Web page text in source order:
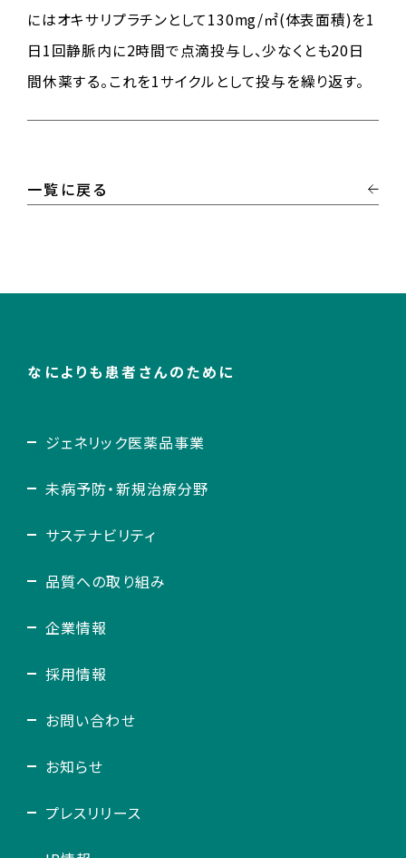
にはオキサリプラチンとして130mg/㎡(体表面積)を1
日1回静脈内に2時間で点滴投与し、少なくとも20日
間休薬する。これを1サイクルとして投与を繰り返す。
一覧に戻る
なによりも患者さんのために
ジェネリック医薬品事業
未病予防・新規治療分野
サステナビリティ
品質への取り組み
企業情報
採用情報
お問い合わせ
お知らせ
プレスリリース